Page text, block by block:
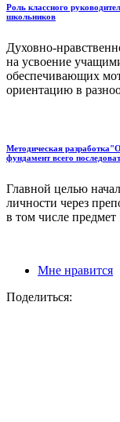
Роль классного
школьников
Духовно-
на усвоение
обеспечивающих
ориентацию в
Методическая
фундамент всего
Главной целью
личности через
в том числе
Мне нравится
Поделиться: